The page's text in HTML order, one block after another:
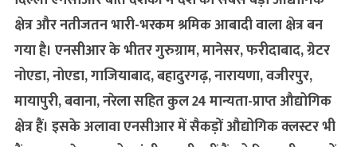
क्षेत्र और नतीजतन भारी-भरकम श्रमिक आबादी वाला क्षेत्र बन
गया है। एनसीआर के भीतर गुरुग्राम, मानेसर, फरीदाबाद, ग्रेटर
नोएडा, नोएडा, गाजियाबाद, बहादुरगढ़, नारायणा, वजीरपुर,
मायापुरी, बवाना, नरेला सहित कुल 24 मान्यता-प्राप्त औद्योगिक
क्षेत्र हैं। इसके अलावा एनसीआर में सैकड़ों औद्योगिक क्लस्टर भी